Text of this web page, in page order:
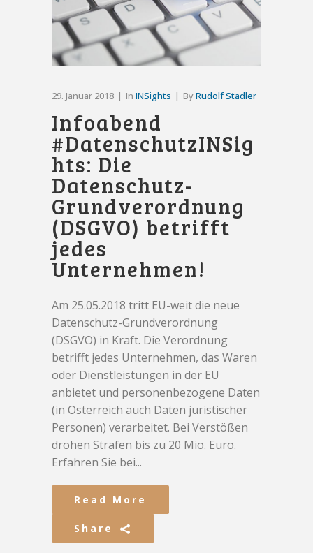
29. Januar 2018 In INSights ByRudolf Stadler
Infoabend
#DatenschutzINSig
hts: Die
Datenschutz-
Grundverordnung
(DSGVO) betrifft
jedes
Unternehmen!
Am 25.05.2018 tritt EU-weit die neue
Datenschutz-Grundverordnung
(DSGVO) in Kraft. Die Verordnung
betrifft jedes Unternehmen, das Waren
oder Dienstleistungen in der EU
anbietet und personenbezogene Daten
(in Österreich auch Daten juristischer
Personen) verarbeitet. Bei Verstößen
drohen Strafen bis zu 20 Mio. Euro.
Erfahren Sie bei...
Read More
Share